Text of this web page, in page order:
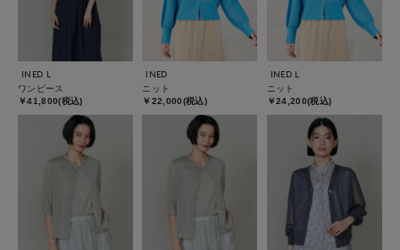
INED L
ワンピース
￥41,800(税込)
INED
ニット
￥22,000(税込)
INED L
ニット
￥24,200(税込)